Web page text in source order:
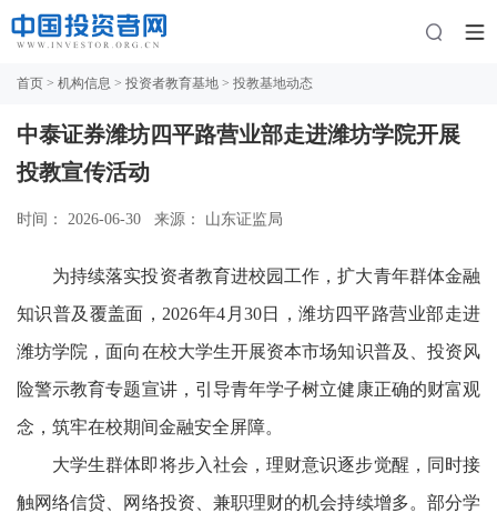
首页 > 机构信息 > 投资者教育基地 > 投教基地动态
中泰证券潍坊四平路营业部走进潍坊学院开展
投教宣传活动
时间： 2026-06-30 来源： 山东证监局
为持续落实投资者教育进校园工作，扩大青年群体金融
知识普及覆盖面，2026年4月30日，潍坊四平路营业部走进
潍坊学院，面向在校大学生开展资本市场知识普及、投资风
险警示教育专题宣讲，引导青年学子树立健康正确的财富观
念，筑牢在校期间金融安全屏障。
大学生群体即将步入社会，理财意识逐步觉醒，同时接
触网络信贷、网络投资、兼职理财的机会持续增多。部分学